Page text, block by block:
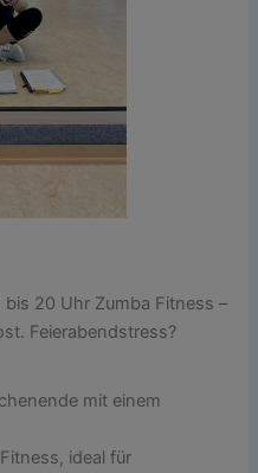
bis 20 Uhr Zumba Fitness –
Feierabendstress?
mit einem
ideal für